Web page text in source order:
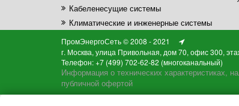
Кабеленесущие системы
Климатические и инженерные системы
ПромЭнергоСеть © 2008 - 2021
г. Москва, улица Привольная, дом 70, офис 300,
Телефон: +7 (499) 702-62-82 (многоканальный)
Информация о технических характеристиках,
публичной офертой